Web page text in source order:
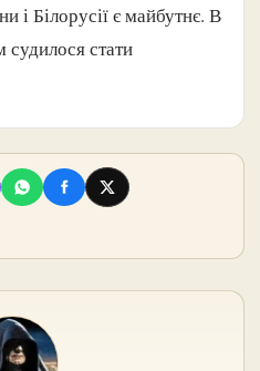
і Білорусії є майбутнє. В
стати